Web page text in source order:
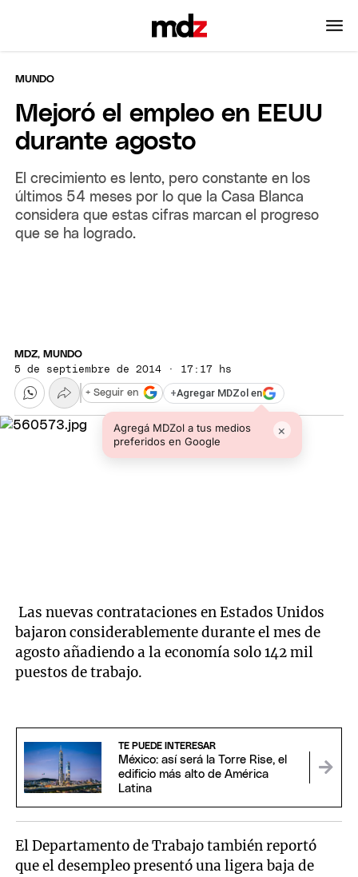
MUNDO
Mejoró el empleo en EEUU
durante agosto
El crecimiento es lento, pero constante en los
últimos 54 meses por lo que la Casa Blanca
considera que estas cifras marcan el progreso
que se ha logrado.
MDZ, MUNDO
5 de septiembre de 2014 · 17:17 hs
+Agregar MDZol en
Agregá MDZol a tus medios
preferidos en Google
×
+ Seguir en
Las nuevas contrataciones en Estados Unidos
bajaron considerablemente durante el mes de
agosto añadiendo a la economía solo 142 mil
puestos de trabajo.
TE PUEDE INTERESAR
México: así será la Torre Rise, el
edificio más alto de América
Latina
El Departamento de Trabajo también reportó
que el desempleo presentó una ligera baja de